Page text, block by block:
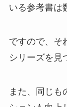
いる参考書は
ですので、そ
シリーズを見
また、同じも